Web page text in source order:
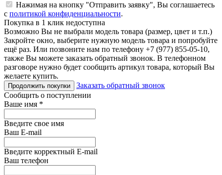
Нажимая на кнопку "Отправить заявку", Вы соглашаетесь
с политикой конфиденциальности.
Покупка в 1 клик недоступна
Возможно Вы не выбрали модель товара (размер, цвет и т.п.)
Закройте окно, выберите нужную модель товара и попробуйте
ещё раз. Или позвоните нам по телефону +7 (977) 855-05-10,
также Вы можете заказать обратный звонок. В телефонном
разговоре нужно будет сообщить артикул товара, который Вы
желаете купить.
Продолжить покупки
Заказать обратный звонок
Сообщить о поступлении
Ваше имя *
Введите свое имя
Ваш E-mail
Введите корректный E-mail
Ваш телефон